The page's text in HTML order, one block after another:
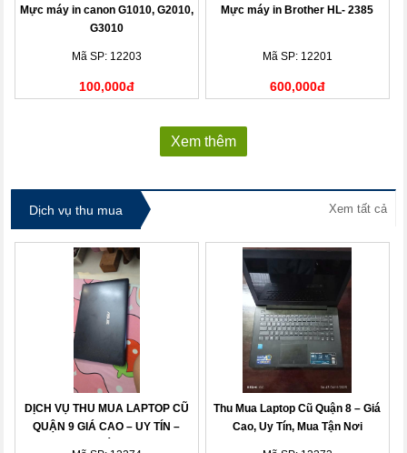
Mực máy in canon G1010, G2010,
G3010
Mã SP: 12203
100,000đ
Mực máy in Brother HL- 2385
Mã SP: 12201
600,000đ
Xem thêm
Dịch vụ thu mua Xem tất cả
DỊCH VỤ THU MUA LAPTOP CŨ
QUẬN 9 GIÁ CAO – UY TÍN –
Thu Mua Laptop Cũ Quận 8 – Giá
Cao, Uy Tín, Mua Tận Nơi